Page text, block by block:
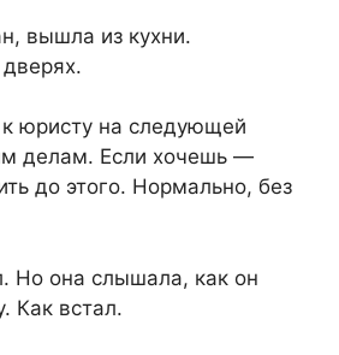
вышла из кухни.
юристу на следующей
делам. Если хочешь —
до этого. Нормально, без
Но она слышала, как он
Как встал.